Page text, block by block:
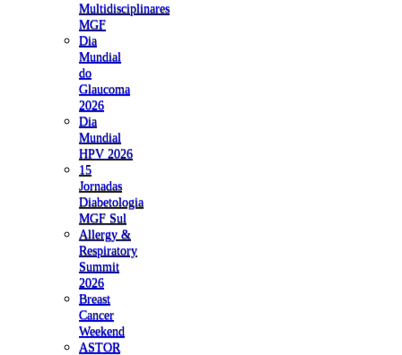
Multidisciplinares
MGF
Dia
Mundial
do
Glaucoma
2026
Dia
Mundial
HPV 2026
15
Jornadas
Diabetologia
MGF Sul
Allergy &
Respiratory
Summit
2026
Breast
Cancer
Weekend
ASTOR